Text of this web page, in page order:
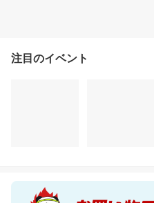
注目のイベント